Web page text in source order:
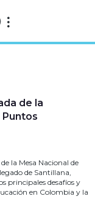
de la
la Mesa Nacional de
de Santillana,
principales desafíos y
en Colombia y la